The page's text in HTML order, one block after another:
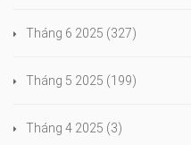
Tháng 6 2025 (327)
Tháng 5 2025 (199)
Tháng 4 2025 (3)